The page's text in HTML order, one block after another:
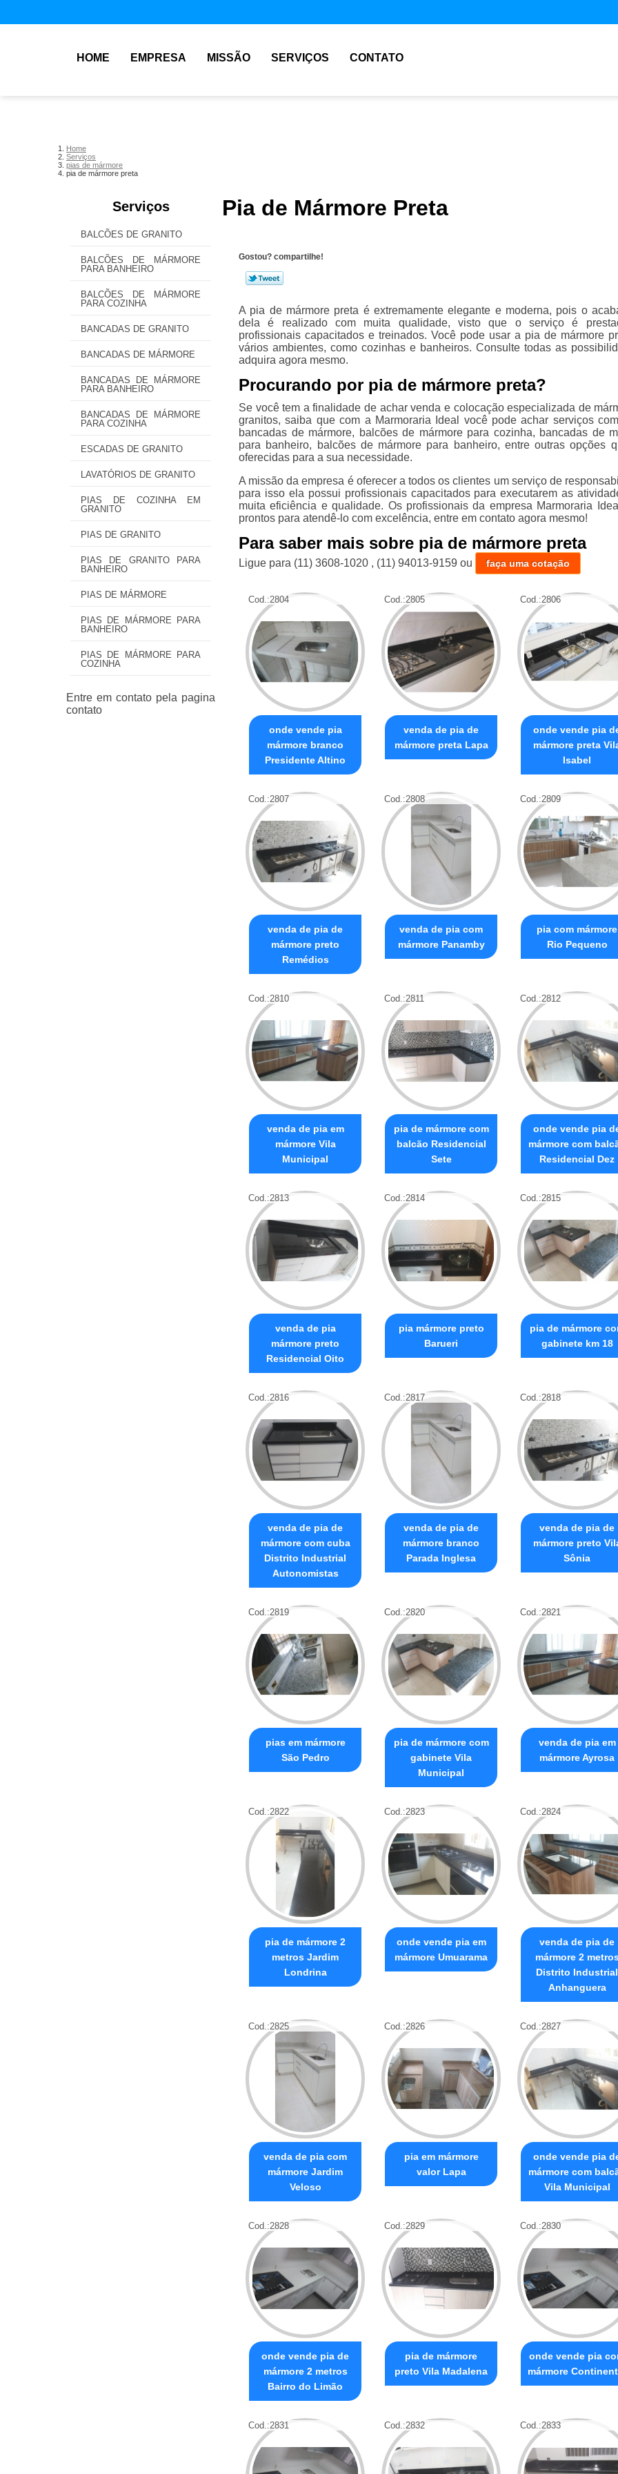
HOME EMPRESA MISSÃO SERVIÇOS CONTATO
Home
Serviços
pias de mármore
pia de mármore preta
Serviços
BALCÕES DE GRANITO
BALCÕES DE MÁRMORE
PARA BANHEIRO
BALCÕES DE MÁRMORE
PARA COZINHA
BANCADAS DE GRANITO
BANCADAS DE MÁRMORE
BANCADAS DE MÁRMORE
PARA BANHEIRO
BANCADAS DE MÁRMORE
PARA COZINHA
ESCADAS DE GRANITO
LAVATÓRIOS DE GRANITO
PIAS DE COZINHA EM
GRANITO
PIAS DE GRANITO
PIAS DE GRANITO PARA
BANHEIRO
PIAS DE MÁRMORE
PIAS DE MÁRMORE PARA
BANHEIRO
PIAS DE MÁRMORE PARA
COZINHA
Pia de Mármore Preta
Gostou? compartilhe!
A pia de mármore preta é extremamente elegante e moderna, pois o
dela é realizado com muita qualidade, visto que o serviço é
profissionais capacitados e treinados. Você pode usar a pia de mármore
vários ambientes, como cozinhas e banheiros. Consulte todas as
adquira agora mesmo.
Procurando por pia de mármore preta?
Se você tem a finalidade de achar venda e colocação especializada de
granitos, saiba que com a Marmoraria Ideal você pode achar serviços
bancadas de mármore, balcões de mármore para cozinha, bancadas de
para banheiro, balcões de mármore para banheiro, entre outras opções
oferecidas para a sua necessidade.
A missão da empresa é oferecer a todos os clientes um serviço de
para isso ela possui profissionais capacitados para executarem as
muita eficiência e qualidade. Os profissionais da empresa Marmoraria
prontos para atendê-lo com excelência, entre em contato agora mesmo!
Para saber mais sobre pia de mármore preta
Ligue para (11) 3608-1020 , (11) 94013-9159 ou faça uma cotação
Cod.:2804
onde vende pia
mármore branco
Presidente Altino
Cod.:2805
venda de pia de
mármore preta Lapa
Cod.:2806
onde vende pia
mármore preta
Isabel
Cod.:2807
venda de pia de
mármore preto
Remédios
Cod.:2808
venda de pia com
mármore Panamby
Cod.:2809
pia com mármore
Rio Pequeno
Cod.:2810
venda de pia em
mármore Vila
Municipal
Cod.:2811
pia de mármore com
balcão Residencial
Sete
Cod.:2812
onde vende pia
mármore com
Residencial Dez
Cod.:2813
venda de pia
mármore preto
Residencial Oito
Cod.:2814
pia mármore preto
Barueri
Cod.:2815
pia de mármore
gabinete km 18
Cod.:2816
venda de pia de
mármore com cuba
Distrito Industrial
Autonomistas
Cod.:2817
venda de pia de
mármore branco
Parada Inglesa
Cod.:2818
venda de pia de
mármore preto
Sônia
Cod.:2819
pias em mármore
São Pedro
Cod.:2820
pia de mármore com
gabinete Vila
Municipal
Cod.:2821
venda de pia em
mármore Ayrosa
Cod.:2822
pia de mármore 2
metros Jardim
Londrina
Cod.:2823
onde vende pia em
mármore Umuarama
Cod.:2824
venda de pia de
mármore 2
Distrito Industrial
Anhanguera
Cod.:2825
venda de pia com
mármore Jardim
Veloso
Cod.:2826
pia em mármore
valor Lapa
Cod.:2827
onde vende pia
mármore com
Vila Municipal
Cod.:2828
onde vende pia de
mármore 2 metros
Bairro do Limão
Cod.:2829
pia de mármore
preto Vila Madalena
Cod.:2830
onde vende pia
mármore
Cod.:2831 Cod.:2832 Cod.:2833